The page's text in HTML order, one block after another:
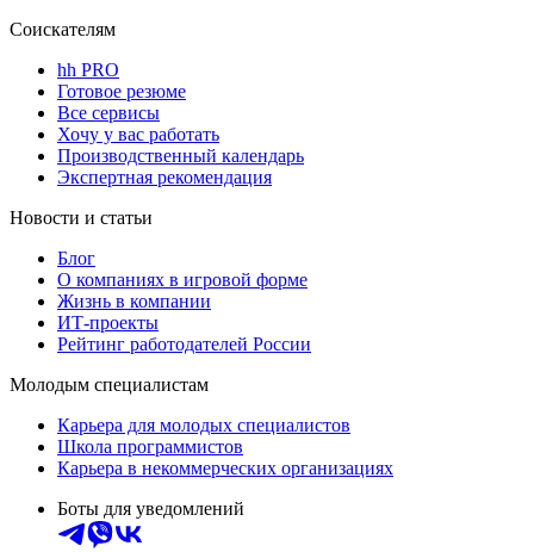
Соискателям
hh PRO
Готовое резюме
Все сервисы
Хочу у вас работать
Производственный календарь
Экспертная рекомендация
Новости и статьи
Блог
О компаниях в игровой форме
Жизнь в компании
ИТ-проекты
Рейтинг работодателей России
Молодым специалистам
Карьера для молодых специалистов
Школа программистов
Карьера в некоммерческих организациях
Боты для уведомлений